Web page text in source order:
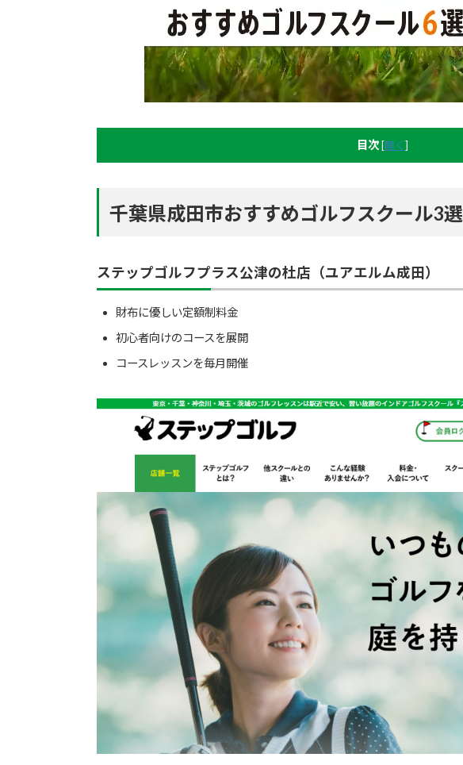
目次 [開く ]
千葉県成田市おすすめゴルフスクール3選
ステップゴルフプラス公津の杜店（ユアエルム成田）
財布に優しい定額制料金
初心者向けのコースを展開
コースレッスンを毎月開催